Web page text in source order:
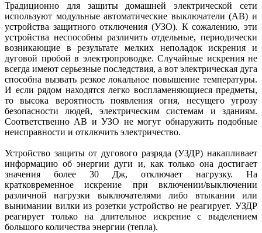
Традиционно для защиты домашней электрической сети
используют модульные автоматические выключатели (АВ) и
устройства защитного отключения (УЗО). К сожалению, эти
устройства неспособны различить отдельные, периодически
возникающие в результате мелких неполадок искрения и
дуговой пробой в электропроводке. Случайные искрения не
всегда имеют серьезные последствия, а вот электрическая дуга
способна вызвать резкое локальное повышение температуры.
И если рядом находятся легко воспламеняющиеся предметы,
то высока вероятность появления огня, несущего угрозу
безопасности людей, электрическим системам и зданиям.
Соответственно АВ и УЗО не могут обнаружить подобные
неисправности и отключить электричество.
Устройство защиты от дугового разряда (УЗДР) накапливает
информацию об энергии дуги и, как только она достигает
значения более 30 Дж, отключает нагрузку. На
кратковременное искрение при включении/выключении
различной нагрузки выключателями либо втыкании или
вынимании вилки из розетки устройство не реагирует. УЗДР
реагирует только на длительное искрение с выделением
большого количества энергии (тепла).